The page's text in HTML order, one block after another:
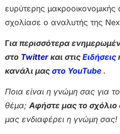
ευρύτερης μακροοικονομικής
σχολίασε ο αναλυτής της
Για περισσότερα
στο Twitter και στις Ειδήσεις
κανάλι μας στο YouTube .
Ποια είναι η γνώμη σας για
θέμα;Αφήστε μας το
μας ενδιαφέρει η γνώμη σας!